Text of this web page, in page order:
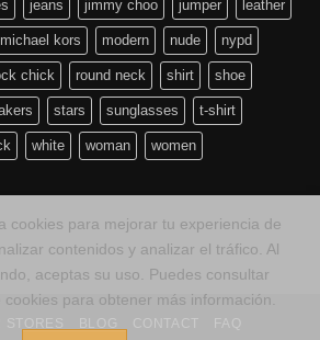
jeans jimmy choo jumper leather
michael kors modern nude nypd
chick round neck shirt shoe
stars sunglasses t-shirt
white woman women
STORES BLOG CONTACT FAQ
cookies para mejorar tu experiencia de
contenidos y analizar el tráfico. Al
aceptas su uso. Puedes consultar
para obtener más información.